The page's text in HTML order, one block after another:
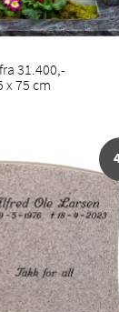
31.400,-
x 75 cm